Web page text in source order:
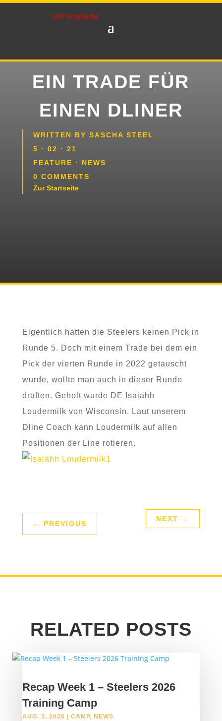
500 Mitglieder
EIN TRADE FÜR
EINEN DLINER
WRITTEN BY SASCHA STEEL
5 · 02 · 21
FEATURE · NEWS
0 COMMENTS
Zur Startseite
Eigentlich hatten die Steelers keinen Pick in
Runde 5. Doch mit einem Trade bei dem ein
Pick der vierten Runde in 2022 getauscht
wurde, wollte man auch in dieser Runde
draften. Geholt wurde DE Isaiahh
Loudermilk von Wisconsin. Laut unserem
Dline Coach kann Loudermilk auf allen
Positionen der Line rotieren.
← PREVIOUS
NEXT →
RELATED POSTS
Recap Week 1 – Steelers 2026
Training Camp
AUG. 3, 2026 CAMP, NEWS